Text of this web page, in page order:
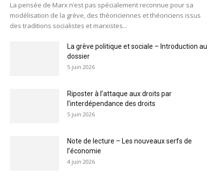
La pensée de Marx n’est pas spécialement reconnue pour sa
modélisation de la grève, des théoriciennes et théoriciens issus
des traditions socialistes et marxistes...
La grève politique et sociale – Introduction au
dossier
5 juin 2026
Riposter à l’attaque aux droits par
l’interdépendance des droits
5 juin 2026
Note de lecture – Les nouveaux serfs de
l’économie
4 juin 2026